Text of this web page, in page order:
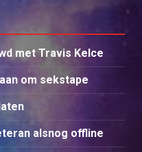
met Travis Kelce
om sekstape
alsnog offline